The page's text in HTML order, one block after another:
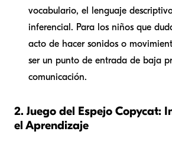
vocabulario, el lenguaje
inferencial. Para los niños que
acto de hacer sonidos o
ser un punto de entrada de baja
comunicación.
2. Juego del Espejo Copycat:
el Aprendizaje